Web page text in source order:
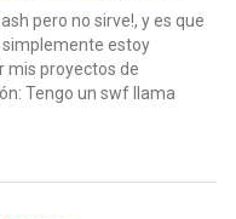
pero no sirve!, y es que
estoy
mis proyectos de
Tengo un swf llama